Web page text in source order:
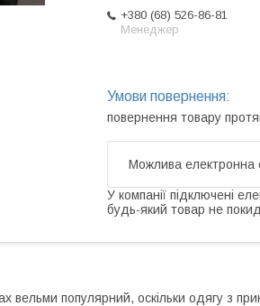
+380 (68) 526-86-81
Менеджер
повернення товару
У компанії підключені
будь-який товар не
вельми популярний, оскільки одягу з